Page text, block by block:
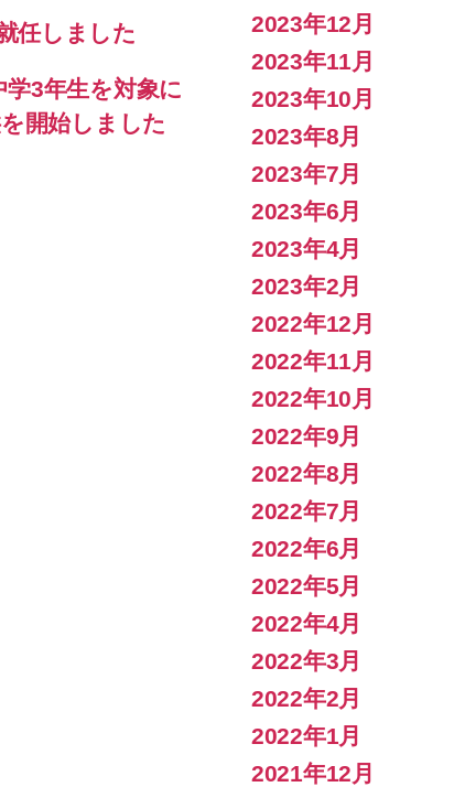
任しました
学3年生を対象に
開始しました
2023年12月
2023年11月
2023年10月
2023年8月
2023年7月
2023年6月
2023年4月
2023年2月
2022年12月
2022年11月
2022年10月
2022年9月
2022年8月
2022年7月
2022年6月
2022年5月
2022年4月
2022年3月
2022年2月
2022年1月
2021年12月